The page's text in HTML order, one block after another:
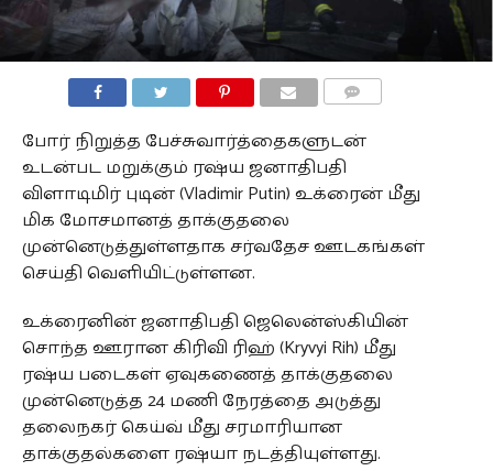
போர் நிறுத்த பேச்சுவார்த்தைகளுடன்
உடன்பட மறுக்கும் ரஷ்ய ஜனாதிபதி
விளாடிமிர் புடின் (Vladimir Putin) உக்ரைன் மீது
மிக மோசமானத் தாக்குதலை
முன்னெடுத்துள்ளதாக சர்வதேச ஊடகங்கள்
செய்தி வெளியிட்டுள்ளன.
உக்ரைனின் ஜனாதிபதி ஜெலென்ஸ்கியின்
சொந்த ஊரான கிரிவி ரிஹ் (Kryvyi Rih) மீது
ரஷ்ய படைகள் ஏவுகணைத் தாக்குதலை
முன்னெடுத்த 24 மணி நேரத்தை அடுத்து
தலைநகர் கெய்வ் மீது சரமாரியான
தாக்குதல்களை ரஷ்யா நடத்தியுள்ளது.